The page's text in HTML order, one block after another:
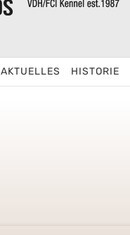
AKTUELLES HISTORIE